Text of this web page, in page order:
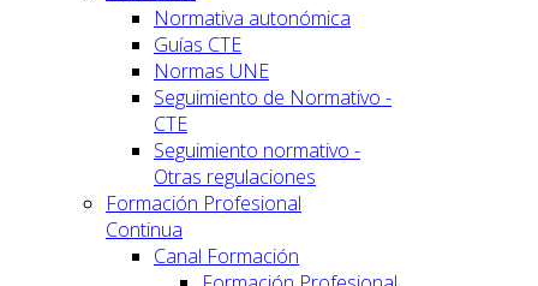
Normativa autonómica
Guías CTE
Normas UNE
Seguimiento de Normativo -
CTE
Seguimiento normativo -
Otras regulaciones
Formación Profesional
Continua
Canal Formación